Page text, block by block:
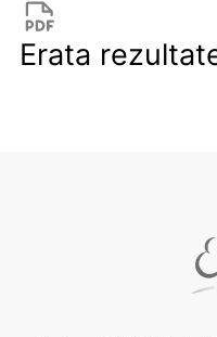
Erata